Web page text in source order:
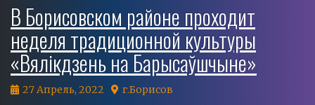
В Борисовском районе проходит
неделя традиционной культуры
«Вялікдзень на Барысаўшчыне»
27 Апрель, 2022
г.Борисов